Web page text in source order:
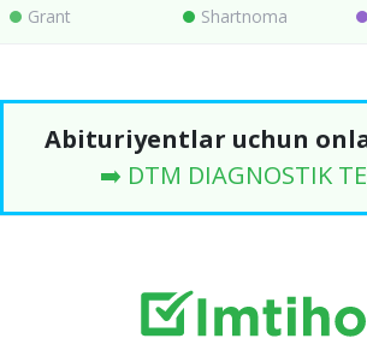
Grant Shartnoma
Abituriyentlar uchun
➡️ DTM DIAGNOSTIK